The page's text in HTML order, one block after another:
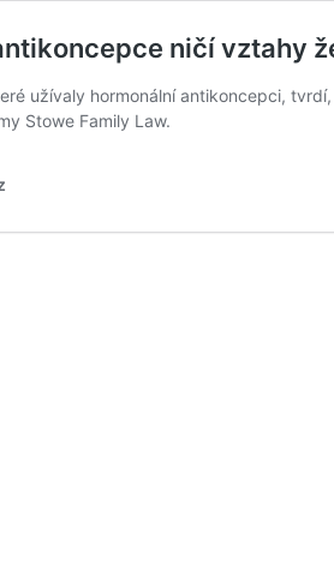
ničí vztahy
užívaly hormonální antikoncepci,
Stowe Family Law.